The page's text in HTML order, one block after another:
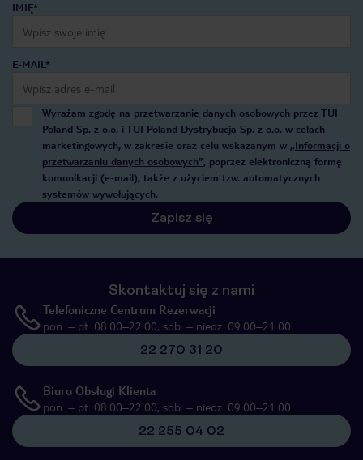
IMIĘ*
E-MAIL*
Wyrażam zgodę na przetwarzanie danych osobowych przez TUI
Poland Sp. z o.o. i TUI Poland Dystrybucja Sp. z o.o. w celach
marketingowych, w zakresie oraz celu wskazanym w „Informacji o
przetwarzaniu danych osobowych”, poprzez elektroniczną formę
komunikacji (e-mail), także z użyciem tzw. automatycznych
systemów wywołujących.
Zapisz się
Skontaktuj się z nami
Telefoniczne Centrum Rezerwacji
pon. – pt. 08:00–22:00, sob. – niedz. 09:00–21:00
22 270 31 20
Biuro Obsługi Klienta
pon. – pt. 08:00–22:00, sob. – niedz. 09:00–21:00
22 255 04 02